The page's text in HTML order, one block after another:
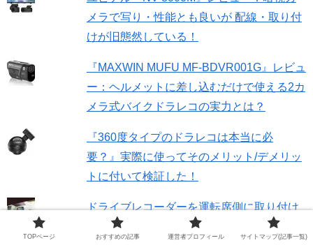
メラで写り・性能とも良いが 配線・取り付
けが旧態然している！
『MAXWIN MUFU MF-BDVR001G』レビュ
ー：ヘルメットに差し込むだけで使える2カ
メラ式バイクドラレコの実力とは？
『360度タイプのドラレコは本当に必
要？』実際に使ってそのメリット/デメリッ
トに付いて検証した！
ドライブレコーダーを運転席側に取り付け
るってどんなメリットがあるの？でもやっ
TOPページ おすすめの記事 運営者プロフィール サイトマップ(記事一覧)